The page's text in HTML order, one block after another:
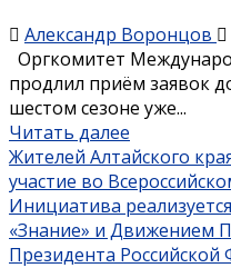
Александр Воронцов
Оргкомитет
продлил приём заявок
шестом сезоне уже...
Читать далее
Жителей Алтайского
участие во
Инициатива
«Знание» и Движением
Президента Российской